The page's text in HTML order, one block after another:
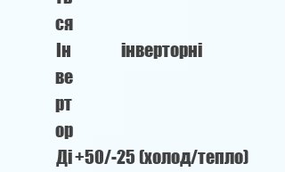
ся
Ін
ве
рт
ор
інверторні
Ді+50/-25 (холод/тепло)